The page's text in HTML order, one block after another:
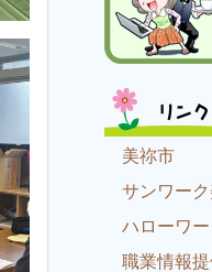
リンク
美祢市
サンワー
ハローワ
職業情報